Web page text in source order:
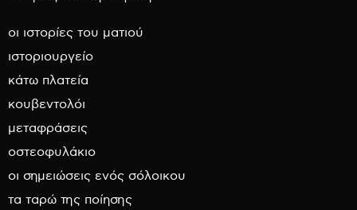
οι ιστορίες του ματιού
ιστοριουργείο
κάτω πλατεία
κουβεντολόι
μεταφράσεις
οστεοφυλάκιο
οι σημειώσεις ενός σόλοικου
τα ταρώ της ποίησης